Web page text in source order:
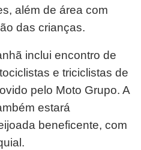
além de área com
das crianças.
inclui encontro de
e triciclistas de
pelo Moto Grupo. A
estará
beneficente, com